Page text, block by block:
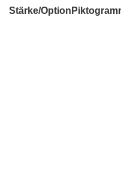
Stärke/Option